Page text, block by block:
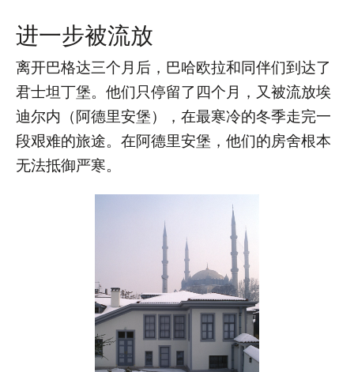
进一步被流放
离开巴格达三个月后，巴哈欧拉和同伴们到达了
君士坦丁堡。他们只停留了四个月，又被流放埃
迪尔内（阿德里安堡），在最寒冷的冬季走完一
段艰难的旅途。在阿德里安堡，他们的房舍根本
无法抵御严寒。